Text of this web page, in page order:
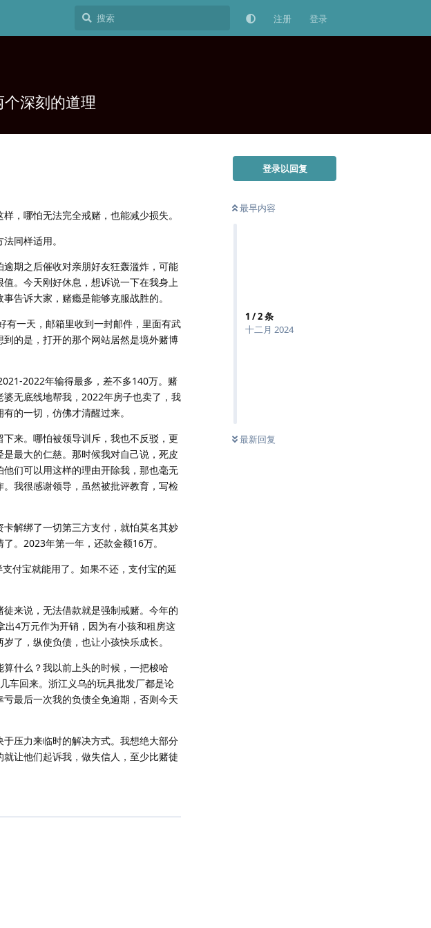
注册 登录
深刻的道理
登录以回复
最早内容
1 /2条
十二月 2024
最新回复
，哪怕无法完全戒赌，也能减少损失。
同样适用。
期之后催收对亲朋好友狂轰滥炸，可能
。今天刚好休息，想诉说一下在我身上
告诉大家，赌瘾是能够克服战胜的。
有一天，邮箱里收到一封邮件，里面有武
的是，打开的那个网站居然是境外赌博
2022年输得最多，差不多140万。赌
无底线地帮我，2022年房子也卖了，我
的一切，仿佛才清醒过来。
来。哪怕被领导训斥，我也不反驳，更
最大的仁慈。那时候我对自己说，死皮
们可以用这样的理由开除我，那也毫无
我很感谢领导，虽然被批评教育，写检
解绑了一切第三方支付，就怕莫名其妙
。2023年第一年，还款金额16万。
付宝就能用了。如果不还，支付宝的延
来说，无法借款就是强制戒赌。今年的
4万元作为开销，因为有小孩和租房这
了，纵使负债，也让小孩快乐成长。
什么？我以前上头的时候，一把梭哈
车回来。浙江义乌的玩具批发厂都是论
最后一次我的负债全免逾期，否则今天
压力来临时的解决方式。我想绝大部分
让他们起诉我，做失信人，至少比赌徒